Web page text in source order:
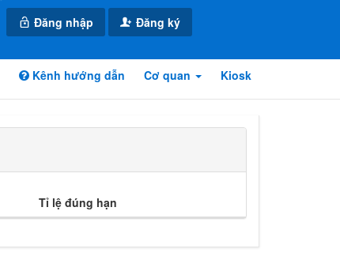
Đăng nhập Đăng ký
Kênh hướng dẫn Cơ quan Kiosk
Tỉ lệ đúng hạn